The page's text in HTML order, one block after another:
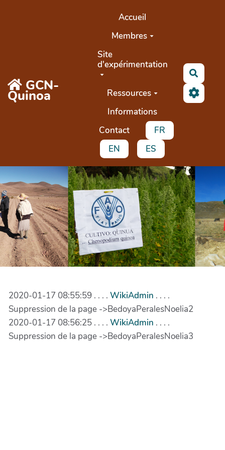
GCN-
Quinoa
Accueil
Membres
Site
d'expérimentation
Ressources
Informations
Contact
FR
EN
ES
2020-01-17 08:55:59 . . . . WikiAdmin . . . .
Suppression de la page ->BedoyaPeralesNoelia2
2020-01-17 08:56:25 . . . . WikiAdmin . . . .
Suppression de la page ->BedoyaPeralesNoelia3